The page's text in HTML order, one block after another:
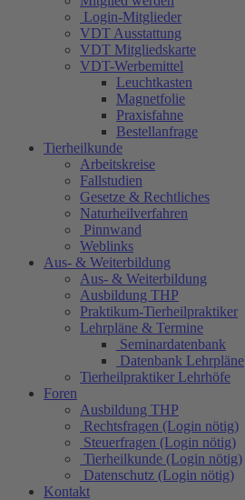
Login-Mitglieder
VDT Ausstattung
VDT Mitgliedskarte
VDT-Werbemittel
Leuchtkasten
Magnetfolie
Praxisfahne
Bestellanfrage
Tierheilkunde
Arbeitskreise
Fallstudien
Gesetze & Rechtliches
Naturheilverfahren
Pinnwand
Weblinks
Aus- & Weiterbildung
Aus- & Weiterbildung
Ausbildung THP
Praktikum-Tierheilpraktiker
Lehrpläne & Termine
Seminardatenbank
Datenbank Lehrpläne
Tierheilpraktiker Lehrhöfe
Foren
Ausbildung THP
Rechtsfragen (Login nötig)
Steuerfragen (Login nötig)
Tierheilkunde (Login nötig)
Datenschutz (Login nötig)
Kontakt